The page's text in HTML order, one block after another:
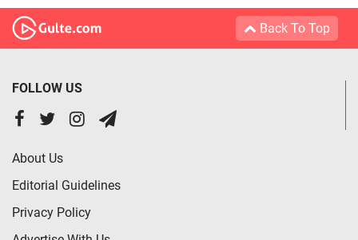
Back To Top
FOLLOW US
About Us
Editorial Guidelines
Privacy Policy